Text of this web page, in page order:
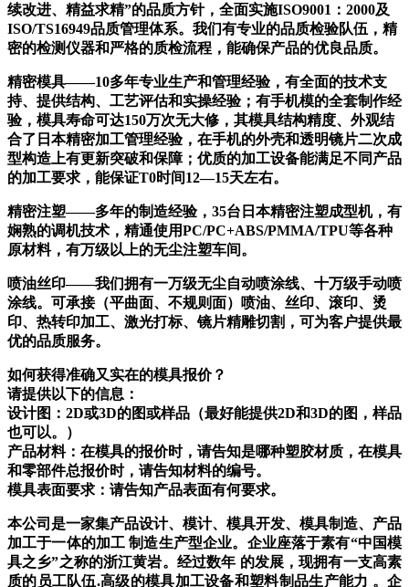
续改进、精益求精”的品质方针，全面实施ISO9001：2000及
ISO/TS16949品质管理体系。我们有专业的品质检验队伍，精
密的检测仪器和严格的质检流程，能确保产品的优良品质。
精密模具——10多年专业生产和管理经验，有全面的技术支
持、提供结构、工艺评估和实操经验；有手机模的全套制作经
验，模具寿命可达150万次无大修，其模具结构精度、外观结
合了日本精密加工管理经验，在手机的外壳和透明镜片二次成
型构造上有更新突破和保障；优质的加工设备能满足不同产品
的加工要求，能保证T0时间12—15天左右。
精密注塑——多年的制造经验，35台日本精密注塑成型机，有
娴熟的调机技术，精通使用PC/PC+ABS/PMMA/TPU等各种
原材料，有万级以上的无尘注塑车间。
喷油丝印——我们拥有一万级无尘自动喷涂线、十万级手动喷
涂线。可承接（平曲面、不规则面）喷油、丝印、滚印、烫
印、热转印加工、激光打标、镜片精雕切割，可为客户提供最
优的品质服务。
如何获得准确又实在的模具报价？
请提供以下的信息：
设计图：2D或3D的图或样品（最好能提供2D和3D的图，样品
也可以。）
产品材料：在模具的报价时，请告知是哪种塑胶材质，在模具
和零部件总报价时，请告知材料的编号。
模具表面要求：请告知产品表面有何要求。
本公司是一家集产品设计、模计、模具开发、模具制造、产品
加工于一体的加工 制造生产型企业。企业座落于素有“中国模
具之乡”之称的浙江黄岩。经过数年 的发展，现拥有一支高素
质的员工队伍.高级的模具加工设备和塑料制品生产能力 。企